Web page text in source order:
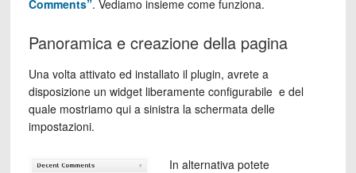
Comments”. Vediamo insieme come funziona.
Panoramica e creazione della pagina
Una volta attivato ed installato il plugin, avrete a
disposizione un widget liberamente configurabile e del
quale mostriamo qui a sinistra la schermata delle
impostazioni.
In alternativa potete